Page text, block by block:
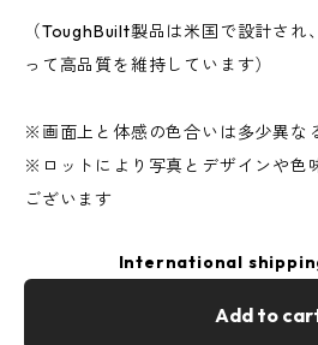
（ToughBuilt製品は米国で設計され
って高品質を維持しています）
※画面上と体感の色合いは多少異な
※ロットにより写真とデザインや色
ございます
International
Add to